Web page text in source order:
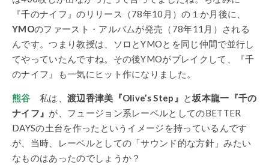
『千のナイフ』のリリース（78年10月）の１か月後に、
YMOのファースト・アルバムが発売（78年11月）される
んです。つまり教授は、ソロとYMOとを同じ仲間で並行し
てやっていたんですね。その後YMOがブレイクして、『千
のナイフ』も一気にヒット作になりました。
熊谷 私は、 渡辺香津美 『Olive’s Step』 と坂本龍一『千の
ナイフ』 が、フュージョン系レーベルとしてのBETTER
DAYSの土台を作ったというイメージを持っているんです
が、当時、レーベルとしての「サウンド的な方針」みたい
なものはあったのでしょうか？